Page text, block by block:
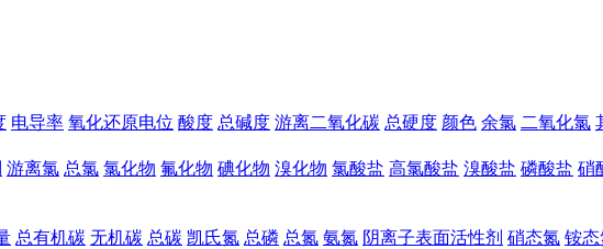
电导率 氧化还原电位 酸度 总碱度 游离二氧化碳 总硬度 颜色 余氯 二氧化氯
游离氯 总氯 氯化物 氟化物 碘化物 溴化物 氯酸盐 高氯酸盐 溴酸盐 磷酸盐 硝
总有机碳 无机碳 总碳 凯氏氮 总磷 总氮 氨氮 阴离子表面活性剂 硝态氮 铵态